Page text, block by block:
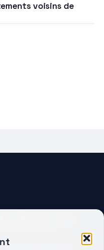
voisins de
PROJET ?
le bon pro.